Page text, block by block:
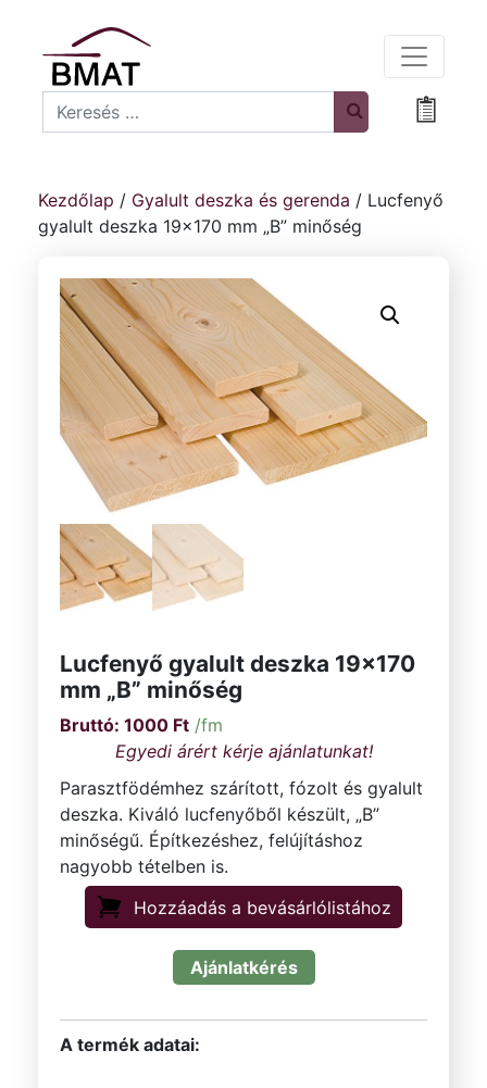
Search
Kezdőlap / Gyalult deszka és gerenda / Lucfenyő
gyalult deszka 19×170 mm „B” minőség
Lucfenyő gyalult deszka 19×170
mm „B” minőség
1000 Ft /fm
Parasztfödémhez szárított, fózolt és gyalult
deszka. Kiváló lucfenyőből készült, „B”
minőségű. Építkezéshez, felújításhoz
nagyobb tételben is.
Hozzáadás a bevásárlólistához
Ajánlatkérés
A termék adatai: